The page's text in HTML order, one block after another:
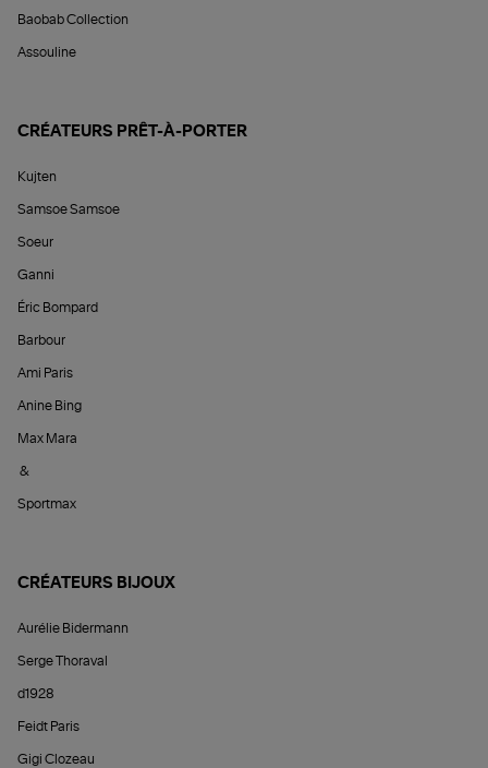
Baobab Collection
Assouline
CRÉATEURS PRÊT-À-PORTER
Kujten
Samsoe Samsoe
Soeur
Ganni
Éric Bompard
Barbour
Ami Paris
Anine Bing
Max Mara
&
Sportmax
CRÉATEURS BIJOUX
Aurélie Bidermann
Serge Thoraval
d1928
Feidt Paris
Gigi Clozeau